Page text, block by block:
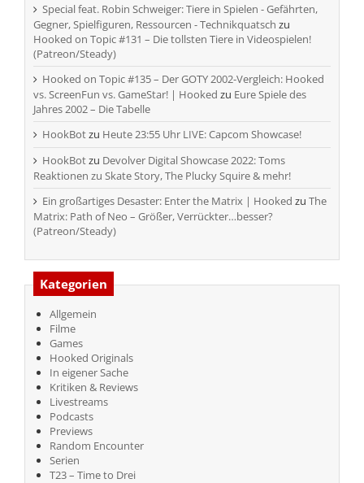
Special feat. Robin Schweiger: Tiere in Spielen - Gefährten,
Gegner, Spielfiguren, Ressourcen - Technikquatsch zu
Hooked on Topic #131 – Die tollsten Tiere in Videospielen!
(Patreon/Steady)
Hooked on Topic #135 – Der GOTY 2002-Vergleich: Hooked
vs. ScreenFun vs. GameStar! | Hooked zu Eure Spiele des
Jahres 2002 – Die Tabelle
HookBotzu Heute 23:55 Uhr LIVE: Capcom Showcase!
HookBotzu Devolver Digital Showcase 2022: Toms
Reaktionen zu Skate Story, The Plucky Squire & mehr!
Ein großartiges Desaster: Enter the Matrix | Hooked zu The
Matrix: Path of Neo – Größer, Verrückter…besser?
(Patreon/Steady)
Kategorien
Allgemein
Filme
Games
Hooked Originals
In eigener Sache
Kritiken & Reviews
Livestreams
Podcasts
Previews
Random Encounter
Serien
T23 – Time to Drei